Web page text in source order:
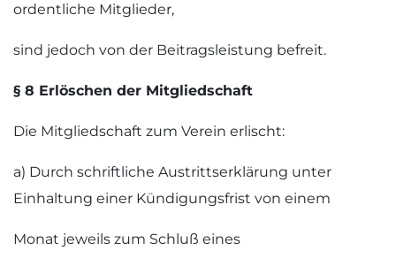
ordentliche Mitglieder,
sind jedoch von der Beitragsleistung befreit.
§ 8 Erlöschen der Mitgliedschaft
Die Mitgliedschaft zum Verein erlischt:
a) Durch schriftliche Austrittserklärung unter
Einhaltung einer Kündigungsfrist von einem
Monat jeweils zum Schluß eines